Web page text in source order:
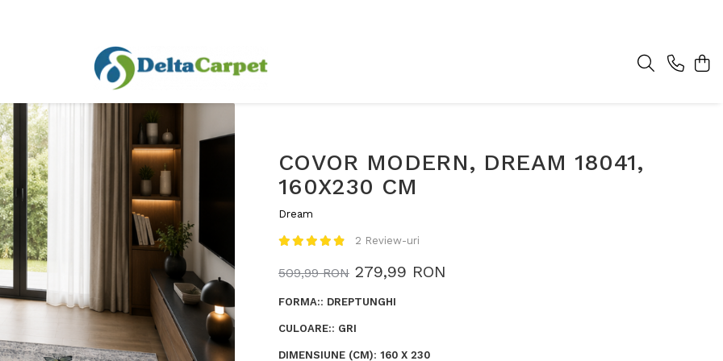
COVOR MODERN, DREAM 18041,
160X230 CM
Dream
2 Review-uri
509,99 RON 279,99 RON
FORMA:: DREPTUNGHI
CULOARE:: GRI
DIMENSIUNE (CM): 160 X 230